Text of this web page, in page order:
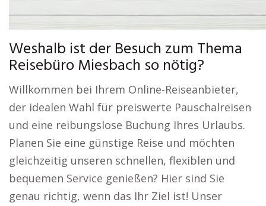
Weshalb ist der Besuch zum Thema
Reisebüro Miesbach so nötig?
Willkommen bei Ihrem Online-Reiseanbieter,
der idealen Wahl für preiswerte Pauschalreisen
und eine reibungslose Buchung Ihres Urlaubs.
Planen Sie eine günstige Reise und möchten
gleichzeitig unseren schnellen, flexiblen und
bequemen Service genießen? Hier sind Sie
genau richtig, wenn das Ihr Ziel ist! Unser